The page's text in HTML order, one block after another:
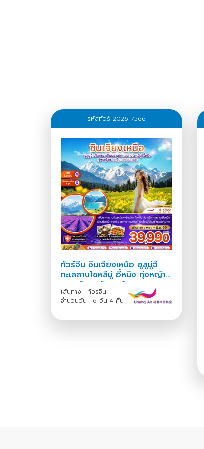
รหัสทัวร์ 2026-7566
ทัวร์จีน ซินเจียงเหนือ อูลูมู่ฉี
ทะเลสาบไซหลีมู่ อี้หนิง ทุ่งหญ้า
คาลาจุ้น 6 วัน 4 คืน
เส้นทาง : ทัวร์จีน
จำนวนวัน : 6 วัน 4 คืน